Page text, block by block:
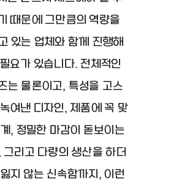
때문에 그만큼의 역량을
있는 업체와 함께 진행해
요가 있습니다. 전체적인
는 물론이고, 특성을 고스
여낸 디자인, 제품에 꼭 맞
, 정밀한 마감이 돋보이는
그리고 다량의 생산을 하더
지 않는 신속함까지, 이런